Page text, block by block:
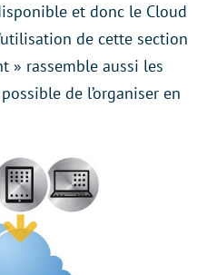
et donc le Cloud
de cette section
» rassemble aussi les
de l’organiser en